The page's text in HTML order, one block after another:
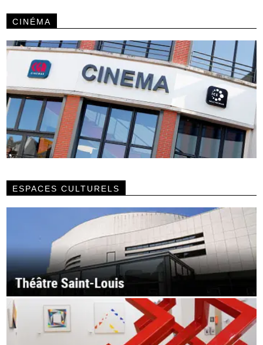
CINÉMA
ESPACES CULTURELS